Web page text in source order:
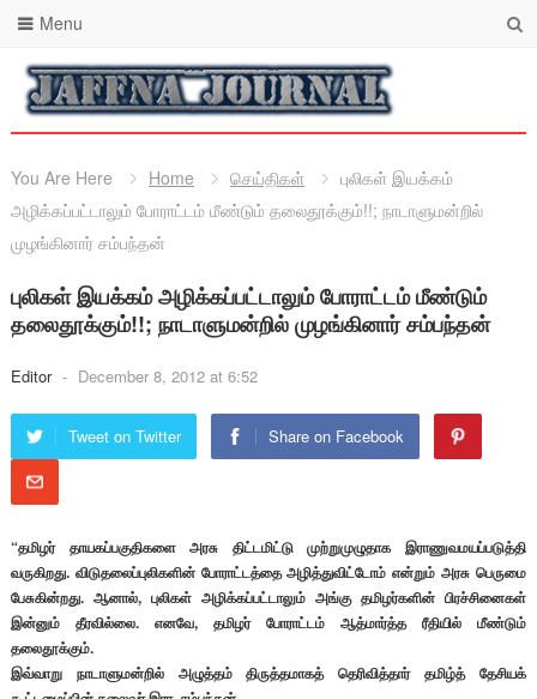
Menu
You Are Here Home செய்திகள்
புலிகள் இயக்கம்
அழிக்கப்பட்டாலும் போராட்டம் மீண்டும் தலைதூக்கும்!!; நாடாளுமன்றில்
முழங்கினார் சம்பந்தன்
புலிகள் இயக்கம் அழிக்கப்பட்டாலும் போராட்டம் மீண்டும்
தலைதூக்கும்!!; நாடாளுமன்றில் முழங்கினார் சம்பந்தன்
Editor - December 8, 2012 at 6:52
Tweet on Twitter Share on Facebook
“தமிழர் தாயகப்பகுதிகளை அரசு திட்டமிட்டு முற்றுமுழுதாக இராணுவமயப்படுத்தி
வருகிறது. விடுதலைப்புலிகளின் போராட்டத்தை அழித்துவிட்டோம் என்றும் அரசு பெருமை
பேசுகின்றது. ஆனால், புலிகள் அழிக்கப்பட்டாலும் அங்கு தமிழர்களின் பிரச்சினைகள்
இன்னும் தீரவில்லை. எனவே, தமிழர் போராட்டம் ஆத்மார்த்த ரீதியில் மீண்டும்
தலைதூக்கும்.
இவ்வாறு நாடாளுமன்றில் அழுத்தம் திருத்தமாகத் தெரிவித்தார் தமிழ்த் தேசியக்